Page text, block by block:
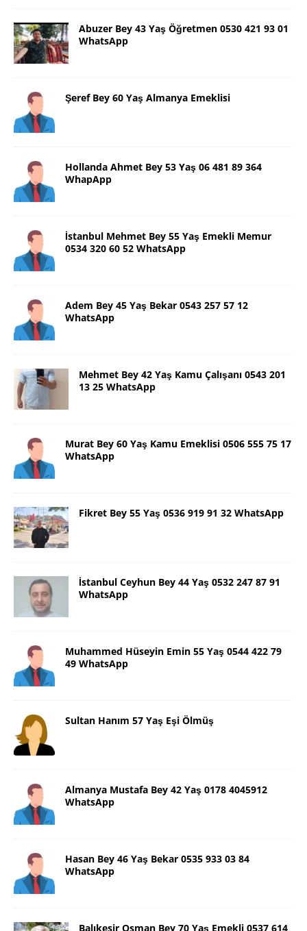
Abuzer Bey 43 Yaş Öğretmen 0530 421 93 01
WhatsApp
Şeref Bey 60 Yaş Almanya Emeklisi
Hollanda Ahmet Bey 53 Yaş 06 481 89 364
WhapApp
İstanbul Mehmet Bey 55 Yaş Emekli Memur
0534 320 60 52 WhatsApp
Adem Bey 45 Yaş Bekar 0543 257 57 12
WhatsApp
Mehmet Bey 42 Yaş Kamu Çalışanı 0543 201
13 25 WhatsApp
Murat Bey 60 Yaş Kamu Emeklisi 0506 555 75 17
WhatsApp
Fikret Bey 55 Yaş 0536 919 91 32 WhatsApp
İstanbul Ceyhun Bey 44 Yaş 0532 247 87 91
WhatsApp
Muhammed Hüseyin Emin 55 Yaş 0544 422 79
49 WhatsApp
Sultan Hanım 57 Yaş Eşi Ölmüş
Almanya Mustafa Bey 42 Yaş 0178 4045912
WhatsApp
Hasan Bey 46 Yaş Bekar 0535 933 03 84
WhatsApp
Balıkesir Osman Bey 70 Yaş Emekli 0537 614